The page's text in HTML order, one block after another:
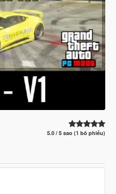
5.0 / 5 sao (1 bỏ phiếu)